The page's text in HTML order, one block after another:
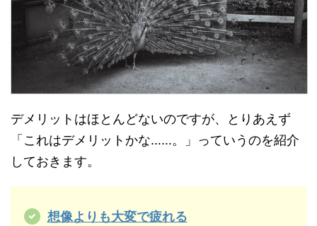
デメリットはほとんどないのですが、とりあえず
「これはデメリットかな……。」っていうのを紹介
しておきます。
想像よりも大変で疲れる